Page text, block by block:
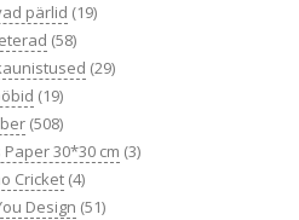
pärlid (19)
(58)
(29)
(19)
(508)
30*30 cm (3)
Cricket (4)
Design (51)